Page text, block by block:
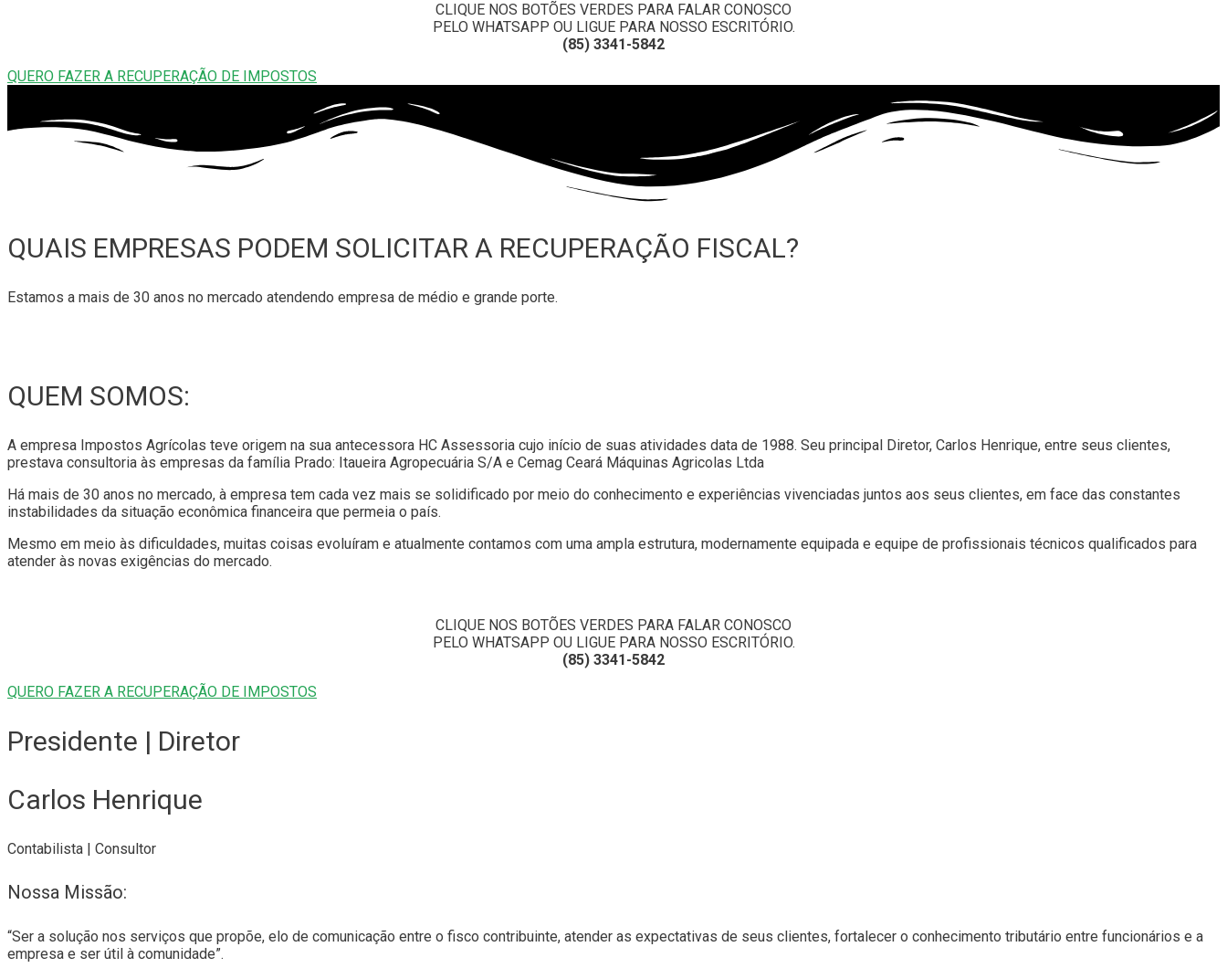
CLIQUE NOS BOTÕES VERDES PARA FALAR CONOSCO
PELO WHATSAPP OU LIGUE PARA NOSSO ESCRITÓRIO.
(85) 3341-5842
QUERO FAZER A RECUPERAÇÃO DE IMPOSTOS
QUAIS EMPRESAS PODEM SOLICITAR A RECUPERAÇÃO FISCAL?
Estamos a mais de 30 anos no mercado atendendo empresa de médio e grande porte.
QUEM SOMOS:
A empresa Impostos Agrícolas teve origem na sua antecessora HC Assessoria cujo início de suas atividades data de 1988. Seu principal Diretor, Carlos Henrique, entre seus clientes,
prestava consultoria às empresas da família Prado: Itaueira Agropecuária S/A e Cemag Ceará Máquinas Agricolas Ltda
Há mais de 30 anos no mercado, à empresa tem cada vez mais se solidificado por meio do conhecimento e experiências vivenciadas juntos aos seus clientes, em face das constantes
instabilidades da situação econômica financeira que permeia o país.
Mesmo em meio às dificuldades, muitas coisas evoluíram e atualmente contamos com uma ampla estrutura, modernamente equipada e equipe de profissionais técnicos qualificados para
atender às novas exigências do mercado.
CLIQUE NOS BOTÕES VERDES PARA FALAR CONOSCO
PELO WHATSAPP OU LIGUE PARA NOSSO ESCRITÓRIO.
(85) 3341-5842
QUERO FAZER A RECUPERAÇÃO DE IMPOSTOS
Presidente | Diretor
Carlos Henrique
Contabilista | Consultor
Nossa Missão:
“Ser a solução nos serviços que propõe, elo de comunicação entre o fisco contribuinte, atender as expectativas de seus clientes, fortalecer o conhecimento tributário entre funcionários e a
empresa e ser útil à comunidade”.